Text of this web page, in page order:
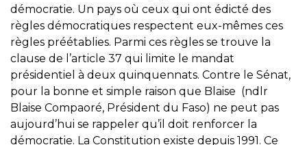
démocratie. Un pays où ceux qui ont édicté des
règles démocratiques respectent eux-mêmes ces
règles préétablies. Parmi ces règles se trouve la
clause de l’article 37 qui limite le mandat
présidentiel à deux quinquennats. Contre le Sénat,
pour la bonne et simple raison que Blaise (ndlr
Blaise Compaoré, Président du Faso) ne peut pas
aujourd’hui se rappeler qu’il doit renforcer la
démocratie. La Constitution existe depuis 1991. Ce